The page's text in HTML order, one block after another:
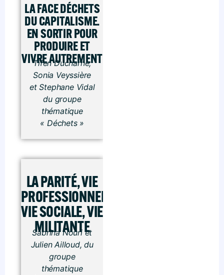
LA FACE DÉCHETS
DU CAPITALISME.
EN SORTIR POUR
PRODUIRE ET
VIVRE AUTREMENT
Tifen Ducharne,
Sonia Veyssière
et Stephane Vidal
du groupe
thématique
« Déchets »
LA PARITÉ, VIE
PROFESSIONNELLE,
VIE SOCIALE, VIE
MILITANTE
Sabrina Nouri et
Julien Ailloud, du
groupe
thématique